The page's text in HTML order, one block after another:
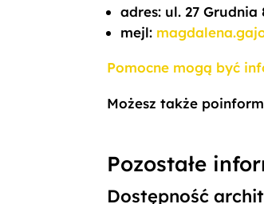
adres: ul. 27 Grudnia
mejl:
Pomocne mogą być
Możesz także
Pozostałe
Dostępność